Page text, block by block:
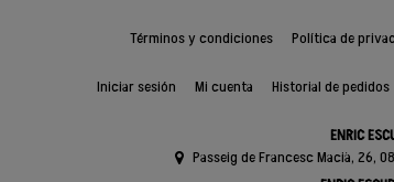
Términos y condiciones Política de
Iniciar sesión Mi cuenta Historial de pedidos
ENRIC
Passeig de Francesc Macià, 26,